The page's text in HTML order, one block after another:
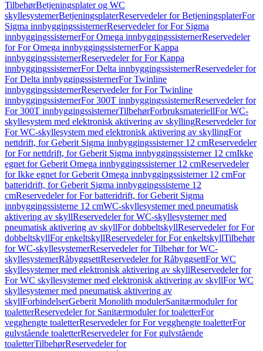
TilbehørBetjeningsplater og WC
skyllesystemerBetjeningsplaterReservedeler for BetjeningsplaterFor
Sigma innbyggingssisternerReservedeler for For Sigma
innbyggingssisternerFor Omega innbyggingssisternerReservedeler
for For Omega innbyggingssisternerFor Kappa
innbyggingssisternerReservedeler for For Kappa
innbyggingssisternerFor Delta innbyggingssisternerReservedeler for
For Delta innbyggingssisternerFor Twinline
innbyggingssisternerReservedeler for For Twinline
innbyggingssisternerFor 300T innbyggingssisternerReservedeler for
For 300T innbyggingssisternerTilbehørForbruksmateriellFor WC-
skyllesystem med elektronisk aktivering av skyllingReservedeler for
For WC-skyllesystem med elektronisk aktivering av skyllingFor
nettdrift, for Geberit Sigma innbyggingssisterner 12 cmReservedeler
for For nettdrift, for Geberit Sigma innbyggingssisterner 12 cmIkke
egnet for Geberit Omega innbyggingssisterner 12 cmReservedeler
for Ikke egnet for Geberit Omega innbyggingssisterner 12 cmFor
batteridrift, for Geberit Sigma innbyggingssisterne 12
cmReservedeler for For batteridrift, for Geberit Sigma
innbyggingssisterne 12 cmWC-skyllesystemer med pneumatisk
aktivering av skyllReservedeler for WC-skyllesystemer med
pneumatisk aktivering av skyllFor dobbeltskyllReservedeler for For
dobbeltskyllFor enkeltskyllReservedeler for For enkeltskyllTilbehør
for WC-skyllesystemerReservedeler for Tilbehør for WC-
skyllesystemerRåbyggsettReservedeler for RåbyggsettFor WC
skyllesystemer med elektronisk aktivering av skyllReservedeler for
For WC skyllesystemer med elektronisk aktivering av skyllFor WC
skyllesystemer med pneumatisk aktivering av
skyllForbindelserGeberit Monolith modulerSanitærmoduler for
toaletterReservedeler for Sanitærmoduler for toaletterFor
vegghengte toaletterReservedeler for For vegghengte toaletterFor
gulvstående toaletterReservedeler for For gulvstående
toaletterTilbehørReservedeler for